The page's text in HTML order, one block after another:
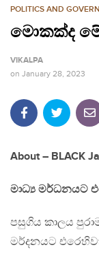
POLITICS AND
මොකක්ද
VIKALPA
on January 28, 2023
About – BLACK
මාධ්‍ය මර්ධනයට
පසුගිය කාලය
මර්දනයට